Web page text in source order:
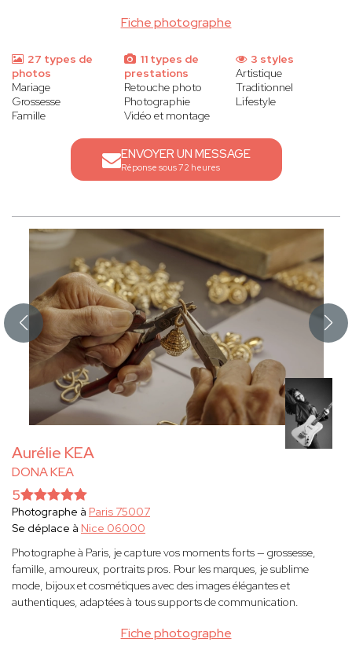
Fiche photographe
27 types de
photos
Mariage
Grossesse
Famille
11 types de
prestations
Retouche photo
Photographie
Vidéo et montage
3 styles
Artistique
Traditionnel
Lifestyle
ENVOYER UN MESSAGE
Réponse sous 72 heures
Aurélie KEA
DONA KEA
Fiche photographe
5
Photographe à Paris 75007
Se déplace à Nice 06000
Photographe à Paris, je capture vos moments forts — grossesse,
famille, amoureux, portraits pros. Pour les marques, je sublime
mode, bijoux et cosmétiques avec des images élégantes et
authentiques, adaptées à tous supports de communication.